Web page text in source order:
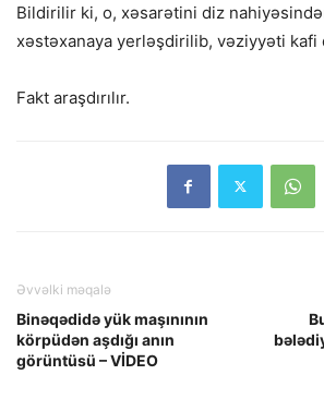
Bildirilir ki, o, xəsarətini diz
xəstəxanaya yerləşdirilib, vəziyyəti
Fakt araşdırılır.
Əvvəlki məqalə
Binəqədidə yük maşınının
körpüdən aşdığı anın
görüntüsü – VİDEO